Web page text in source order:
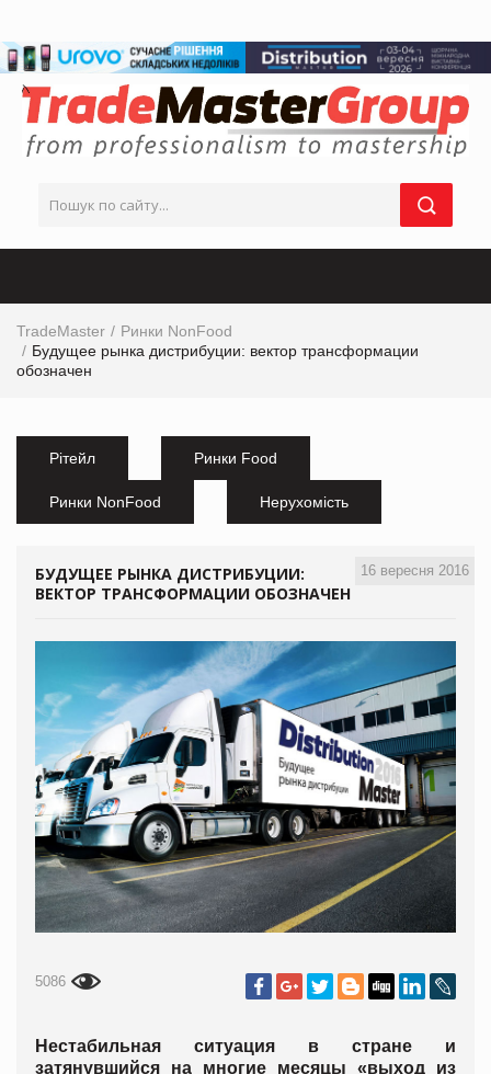
TradeMaster
Ринки NonFood
Будущее рынка дистрибуции: вектор трансформации
обозначен
Рітейл Ринки Food
Ринки NonFood Нерухомість
16 вересня 2016
БУДУЩЕЕ РЫНКА ДИСТРИБУЦИИ:
ВЕКТОР ТРАНСФОРМАЦИИ ОБОЗНАЧЕН
5086
Нестабильная ситуация в стране и
затянувшийся на многие месяцы «выход из